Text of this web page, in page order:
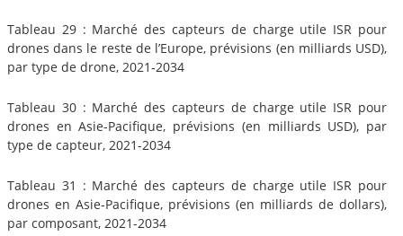
Tableau 29 : Marché des capteurs de charge utile ISR pour
drones dans le reste de l’Europe, prévisions (en milliards USD),
par type de drone, 2021-2034
Tableau 30 : Marché des capteurs de charge utile ISR pour
drones en Asie-Pacifique, prévisions (en milliards USD), par
type de capteur, 2021-2034
Tableau 31 : Marché des capteurs de charge utile ISR pour
drones en Asie-Pacifique, prévisions (en milliards de dollars),
par composant, 2021-2034